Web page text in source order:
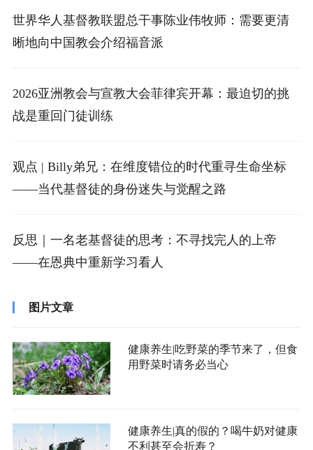
世界华人基督教联盟总干事陈业伟牧师：需要更清
晰地向中国教会介绍福音派
2026亚洲教会与宣教大会菲律宾开幕：最迫切的挑
战是重回门徒训练
观点 | Billy弟兄：在维度错位的时代重寻生命坐标
——当代基督徒的身份迷失与觉醒之路
反思｜一名老基督徒的思考：不寻找完人的上帝
——在恩典中重新学习看人
图片文章
健康养生|吃野菜的季节来了，但食
用野菜时请务必当心
健康养生|真的假的？喝牛奶对健康
不利甚至会折寿？